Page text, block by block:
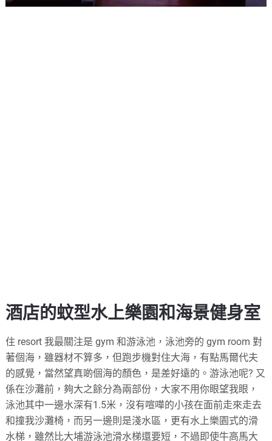
酒店的蚊型水上樂園和海景健身室
住 resort 我最關注是 gym 和游泳池，泳池旁的 gym room 對
著個海，雖器材不算多，但跑步機對住大海，有點馬爾代夫
的感覺，當然望真啲個海的顏色，是差好遠的。游泳池呢? 又
係在沙灘前，夠大之餘分為兩部份，大家不用你眼望我眼，
泳池其中一邊水深有1.5米，沒有喧嘩的小孩在面前走來走去
和撞我沙灘椅，而另一邊則是淺水區，更有水上樂園式的滑
水梯，雖然比大埔游泳池滑水梯還要短，不過即使牛高馬大